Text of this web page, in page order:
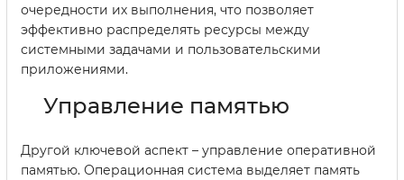
очередности их выполнения, что позволяет
эффективно распределять ресурсы между
системными задачами и пользовательскими
приложениями.
Управление памятью
Другой ключевой аспект – управление оперативной
памятью. Операционная система выделяет память